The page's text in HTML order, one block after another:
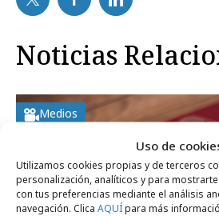
Uso de
Utilizamos cookies propias y de terceros
personalización, analíticos y para
con tus preferencias mediante el análisis
navegación. Clica AQUÍpara más
Noticias
Medios